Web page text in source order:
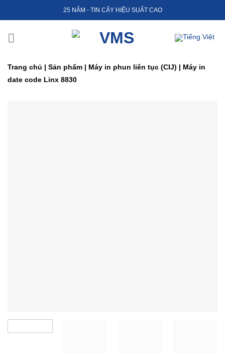
to
25 NĂM - TIN CẬY HIỆU SUẤT CAO
Trang chủ | Sản phẩm | Máy in phun liên tục (CIJ) | Máy in
date code Linx 8830